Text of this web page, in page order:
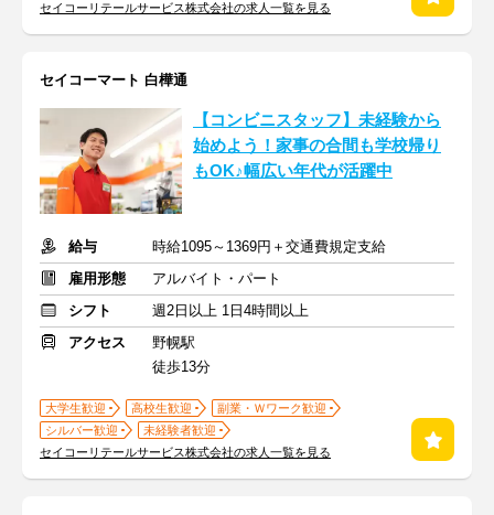
セイコーリテールサービス株式会社の求人一覧を見る
セイコーマート 白樺通
【コンビニスタッフ】未経験から
始めよう！家事の合間も学校帰り
もOK♪幅広い年代が活躍中
給与
時給1095～1369円＋交通費規定支給
雇用形態
アルバイト・パート
シフト
週2日以上 1日4時間以上
アクセス
野幌駅
徒歩13分
大学生歓迎 高校生歓迎
副業・Ｗワーク歓迎
シルバー歓迎
未経験者歓迎
セイコーリテールサービス株式会社の求人一覧を見る